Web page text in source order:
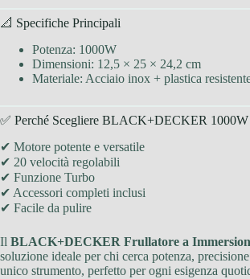
📐 Specifiche Principali
Potenza: 1000W
Dimensioni: 12,5 × 25 × 24,2 cm
Materiale: Acciaio inox + plastica
✅ Perché Scegliere BLACK+DECKER 1000W
✔ Motore potente e versatile
✔ 20 velocità regolabili
✔ Funzione Turbo
✔ Accessori completi inclusi
✔ Facile da pulire
Il BLACK+DECKER Frullatore a
soluzione ideale per chi cerca potenza,
unico strumento, perfetto per ogni esigenza